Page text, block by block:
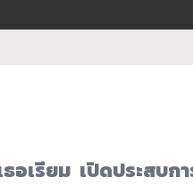
อเรียม เปิดประสบก